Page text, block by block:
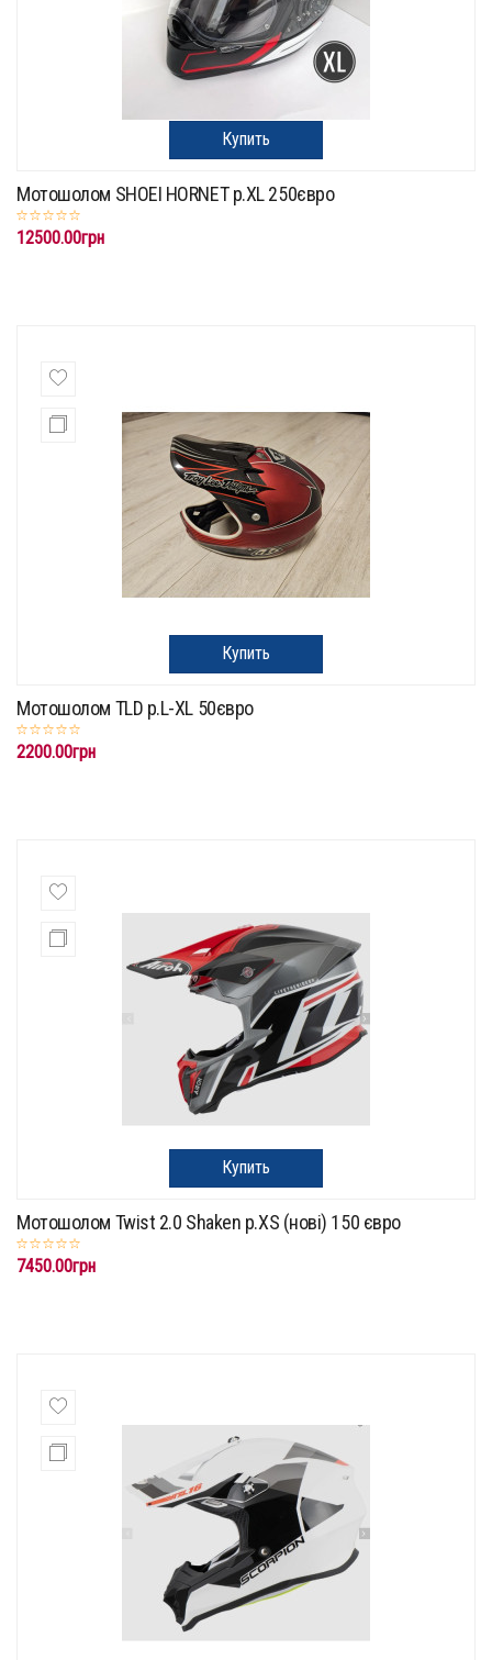
Купить
Мотошолом SHOEI HORNET p.XL 250євро
12500.00грн
Купить
Мотошолом TLD p.L-XL 50євро
2200.00грн
Купить
Мотошолом Twist 2.0 Shaken p.XS (нові) 150 євро
7450.00грн